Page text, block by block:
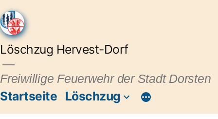
Löschzug Hervest-Dorf
Freiwillige Feuerwehr der Stadt Dorsten
Startseite Löschzug